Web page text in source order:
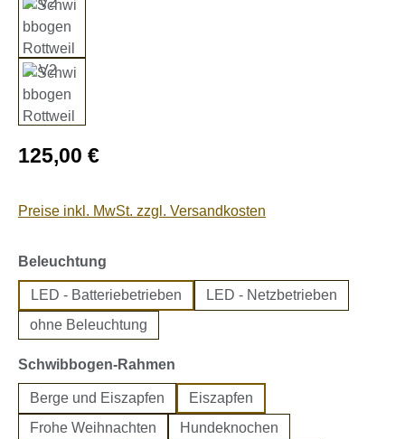
Regulärer Preis:
125,00 €
Preise inkl. MwSt. zzgl. Versandkosten
Beleuchtung
LED - Batteriebetrieben
LED - Netzbetrieben
ohne Beleuchtung
Schwibbogen-Rahmen
Berge und Eiszapfen
Eiszapfen
Frohe Weihnachten
Hundeknochen